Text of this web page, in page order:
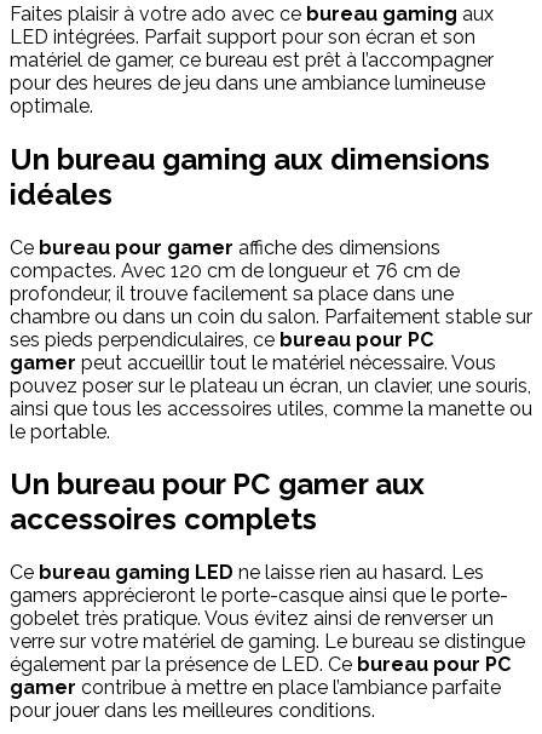
Faites plaisir à votre ado avec ce bureau gaming aux
LED intégrées. Parfait support pour son écran et son
matériel de gamer, ce bureau est prêt à l’accompagner
pour des heures de jeu dans une ambiance lumineuse
optimale.
Un bureau gaming aux dimensions
idéales
Ce bureau pour gamer affiche des dimensions
compactes. Avec 120 cm de longueur et 76 cm de
profondeur, il trouve facilement sa place dans une
chambre ou dans un coin du salon. Parfaitement stable sur
ses pieds perpendiculaires, ce bureau pour PC
gamer peut accueillir tout le matériel nécessaire. Vous
pouvez poser sur le plateau un écran, un clavier, une souris,
ainsi que tous les accessoires utiles, comme la manette ou
le portable.
Un bureau pour PC gamer aux
accessoires complets
Ce bureau gaming LED ne laisse rien au hasard. Les
gamers apprécieront le porte-casque ainsi que le porte-
gobelet très pratique. Vous évitez ainsi de renverser un
verre sur votre matériel de gaming. Le bureau se distingue
également par la présence de LED. Ce bureau pour PC
gamer contribue à mettre en place l’ambiance parfaite
pour jouer dans les meilleures conditions.